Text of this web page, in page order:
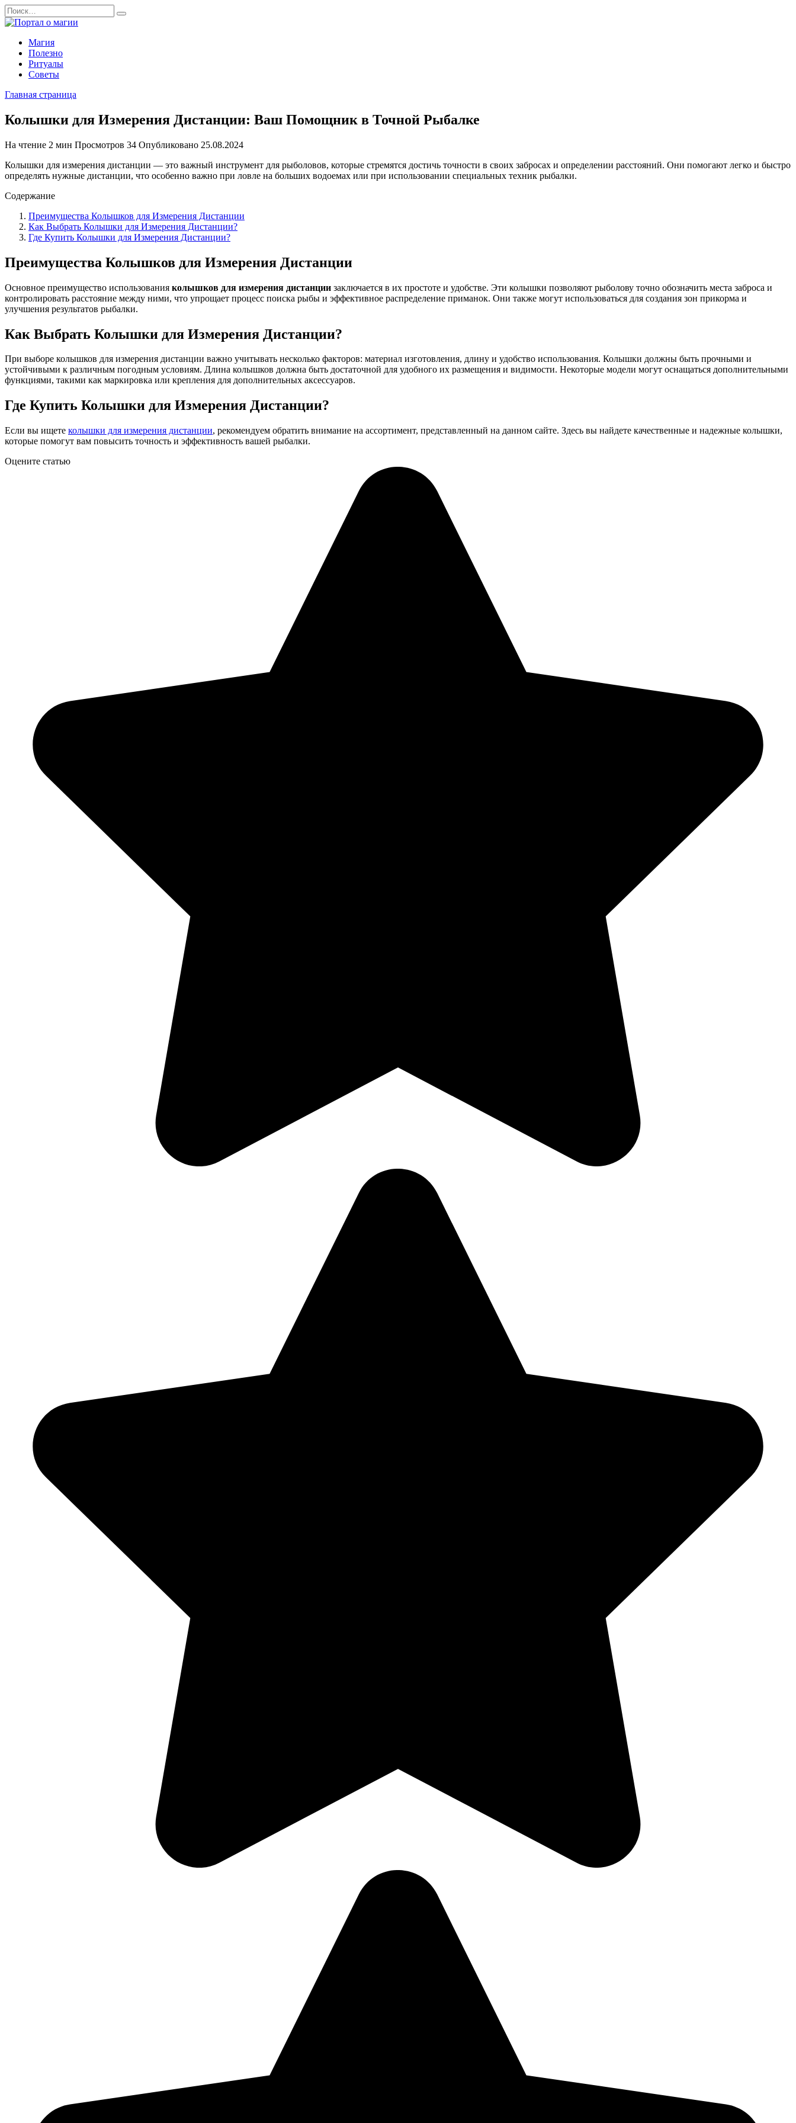
Перейти
к
содержанию
Search
for:
Магия
Полезно
Ритуалы
Советы
Главная страница
Колышки для Измерения Дистанции: Ваш Помощник в Точной Рыбалке
На чтение 2 мин Просмотров 34 Опубликовано 25.08.2024
Колышки для измерения дистанции — это важный инструмент для рыболовов, которые стремятся достичь точности в своих забросах и определении расстояний. Они помогают легко и быстро
определять нужные дистанции, что особенно важно при ловле на больших водоемах или при использовании специальных техник рыбалки.
Содержание
Преимущества Колышков для Измерения Дистанции
Как Выбрать Колышки для Измерения Дистанции?
Где Купить Колышки для Измерения Дистанции?
Преимущества Колышков для Измерения Дистанции
Основное преимущество использования колышков для измерения дистанции заключается в их простоте и удобстве. Эти колышки позволяют рыболову точно обозначить места заброса и
контролировать расстояние между ними, что упрощает процесс поиска рыбы и эффективное распределение приманок. Они также могут использоваться для создания зон прикорма и
улучшения результатов рыбалки.
Как Выбрать Колышки для Измерения Дистанции?
При выборе колышков для измерения дистанции важно учитывать несколько факторов: материал изготовления, длину и удобство использования. Колышки должны быть прочными и
устойчивыми к различным погодным условиям. Длина колышков должна быть достаточной для удобного их размещения и видимости. Некоторые модели могут оснащаться дополнительными
функциями, такими как маркировка или крепления для дополнительных аксессуаров.
Где Купить Колышки для Измерения Дистанции?
Если вы ищете колышки для измерения дистанции, рекомендуем обратить внимание на ассортимент, представленный на данном сайте. Здесь вы найдете качественные и надежные колышки,
которые помогут вам повысить точность и эффективность вашей рыбалки.
Оцените статью